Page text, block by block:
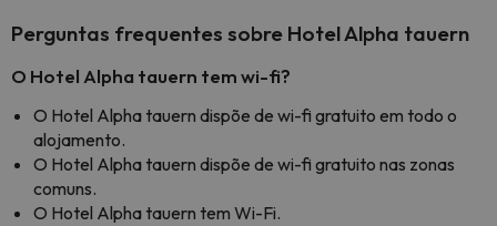
Perguntas frequentes sobre Hotel Alpha tauern
O Hotel Alpha tauern tem wi-fi?
O Hotel Alpha tauern dispõe de wi-fi gratuito em todo o
alojamento.
O Hotel Alpha tauern dispõe de wi-fi gratuito nas zonas
comuns.
O Hotel Alpha tauern tem Wi-Fi.